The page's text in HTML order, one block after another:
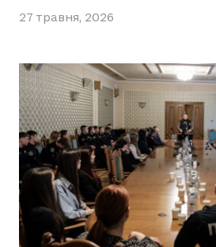
27 травня, 2026